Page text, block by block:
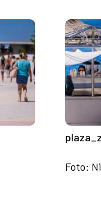
Foto: